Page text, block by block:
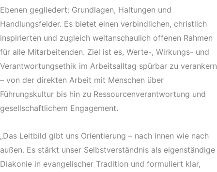
Ebenen gegliedert: Grundlagen, Haltungen und
Handlungsfelder. Es bietet einen verbindlichen, christlich
inspirierten und zugleich weltanschaulich offenen Rahmen
für alle Mitarbeitenden. Ziel ist es, Werte-, Wirkungs- und
Verantwortungsethik im Arbeitsalltag spürbar zu verankern
– von der direkten Arbeit mit Menschen über
Führungskultur bis hin zu Ressourcenverantwortung und
gesellschaftlichem Engagement.
„Das Leitbild gibt uns Orientierung – nach innen wie nach
außen. Es stärkt unser Selbstverständnis als eigenständige
Diakonie in evangelischer Tradition und formuliert klar,